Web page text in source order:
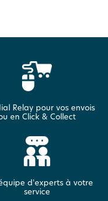
Relay pour vos envois
en Click & Collect
d'experts à votre
service